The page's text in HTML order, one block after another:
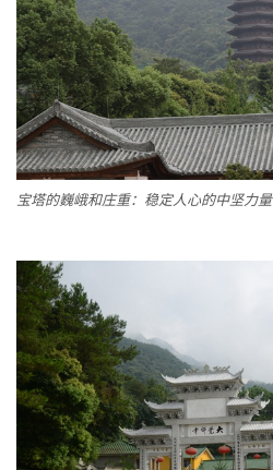
宝塔的巍峨和庄重：稳定人心的中坚力量